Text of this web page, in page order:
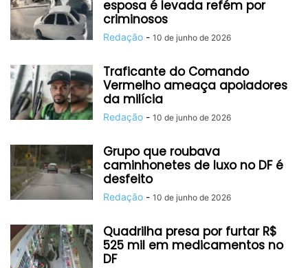
esposa é levada refém por
criminosos
Redação - 10 de junho de 2026
Traficante do Comando
Vermelho ameaça apoiadores
da milícia
Redação - 10 de junho de 2026
Grupo que roubava
caminhonetes de luxo no DF é
desfeito
Redação - 10 de junho de 2026
Quadrilha presa por furtar R$
525 mil em medicamentos no
DF